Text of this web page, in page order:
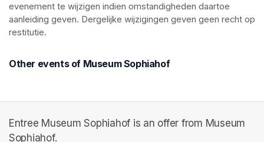
evenement te wijzigen indien omstandigheden daartoe
aanleiding geven. Dergelijke wijzigingen geven geen recht op
restitutie.
Other events of Museum Sophiahof
Entree Museum Sophiahof is an offer from Museum
Sophiahof.